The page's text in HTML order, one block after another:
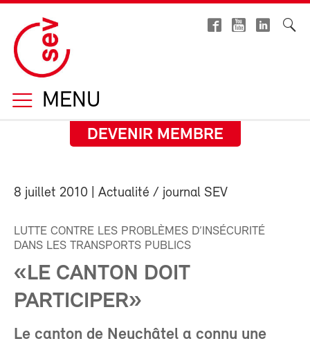
MENU
DEVENIR MEMBRE
8 juillet 2010 | Actualité / journal SEV
LUTTE CONTRE LES PROBLÈMES D’INSÉCURITÉ
DANS LES TRANSPORTS PUBLICS
«LE CANTON DOIT
PARTICIPER»
Le canton de Neuchâtel a connu une